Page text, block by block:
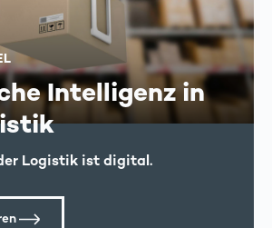
Intelligenz in
Logistik ist digital.